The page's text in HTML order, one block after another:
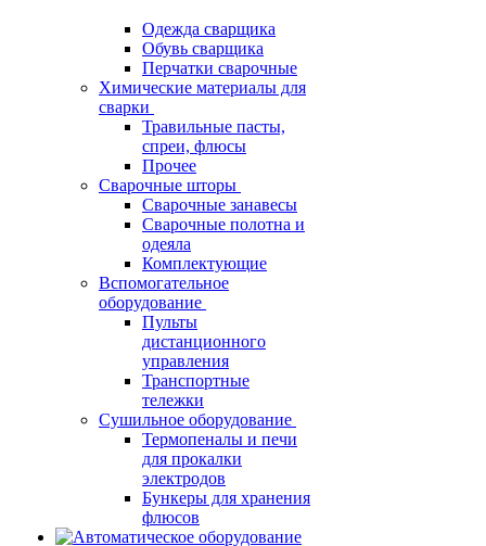
Одежда сварщика
Обувь сварщика
Перчатки сварочные
Химические материалы для
сварки
Травильные пасты,
спреи, флюсы
Прочее
Сварочные шторы
Сварочные занавесы
Сварочные полотна и
одеяла
Комплектующие
Вспомогательное
оборудование
Пульты
дистанционного
управления
Транспортные
тележки
Сушильное оборудование
Термопеналы и печи
для прокалки
электродов
Бункеры для хранения
флюсов